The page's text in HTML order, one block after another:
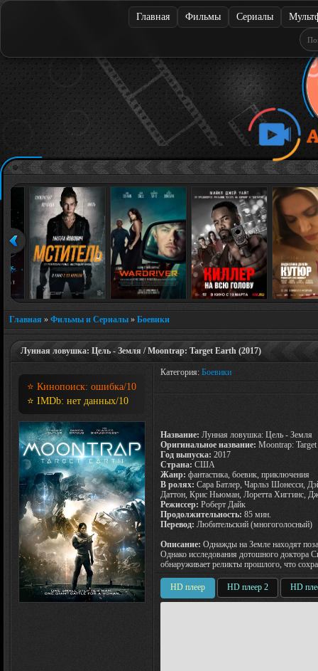
Главная Фильмы Сериалы
Главная » Фильмы и Сериалы » Боевики
Лунная ловушка: Цель - Земля / Moontrap: Target Earth (2017)
⭐ Кинопоиск: ошибка/10
⭐ IMDb: нет данных/10
Категория: Боевики
Название: Лунная ловушка: Цель - Земля
Оригинальное название: Moontrap:
Год выпуска: 2017
Страна: США
Жанр: фантастика, боевик, приключения
В ролях: Сара Батлер, Чарльз Шонесси,
Даттон, Крис Ньюман, Лоретта Хиггинс,
Режиссер: Роберт Дайк
Продолжительность: 85 мин.
Перевод: Любительский (многоголосный)
Описание: Однажды на Земле находят
Однако исследования дотошного доктора
обнаруживает реликты прошлого, что
HD плеер HD плеер 2 HD